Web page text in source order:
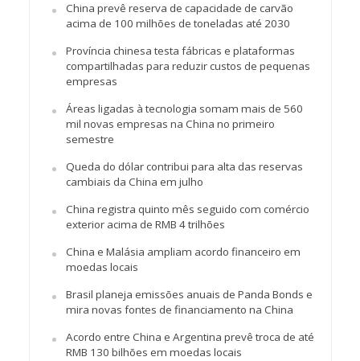
China prevê reserva de capacidade de carvão
acima de 100 milhões de toneladas até 2030
Província chinesa testa fábricas e plataformas
compartilhadas para reduzir custos de pequenas
empresas
Áreas ligadas à tecnologia somam mais de 560
mil novas empresas na China no primeiro
semestre
Queda do dólar contribui para alta das reservas
cambiais da China em julho
China registra quinto mês seguido com comércio
exterior acima de RMB 4 trilhões
China e Malásia ampliam acordo financeiro em
moedas locais
Brasil planeja emissões anuais de Panda Bonds e
mira novas fontes de financiamento na China
Acordo entre China e Argentina prevê troca de até
RMB 130 bilhões em moedas locais